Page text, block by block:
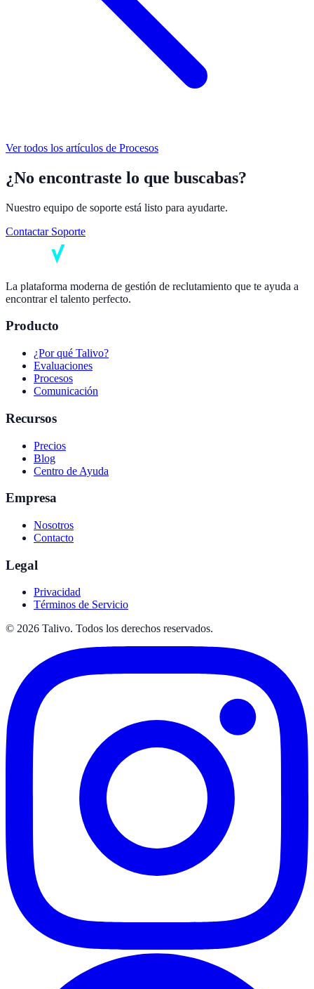
Ver todos los artículos de Procesos
¿No encontraste lo que buscabas?
Nuestro equipo de soporte está listo para ayudarte.
Contactar Soporte
La plataforma moderna de gestión de reclutamiento que te ayuda a
encontrar el talento perfecto.
Producto
¿Por qué Talivo?
Evaluaciones
Procesos
Comunicación
Recursos
Precios
Blog
Centro de Ayuda
Empresa
Nosotros
Contacto
Legal
Privacidad
Términos de Servicio
© 2026 Talivo. Todos los derechos reservados.